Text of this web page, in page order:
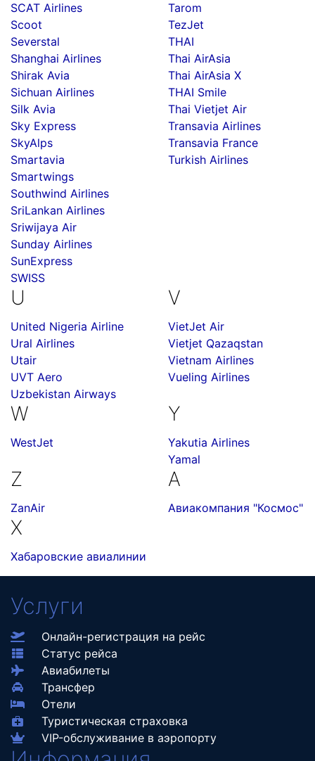
SCAT Airlines
Scoot
Severstal
Shanghai Airlines
Shirak Avia
Sichuan Airlines
Silk Avia
Sky Express
SkyAlps
Smartavia
Smartwings
Southwind Airlines
SriLankan Airlines
Sriwijaya Air
Sunday Airlines
SunExpress
SWISS
Tarom
TezJet
THAI
Thai AirAsia
Thai AirAsia X
THAI Smile
Thai Vietjet Air
Transavia Airlines
Transavia France
Turkish Airlines
U
United Nigeria Airline
Ural Airlines
Utair
UVT Aero
Uzbekistan Airways
V
VietJet Air
Vietjet Qazaqstan
Vietnam Airlines
Vueling Airlines
W
WestJet
Y
Yakutia Airlines
Yamal
Z
ZanAir
А
Авиакомпания "Космос"
Х
Хабаровские авиалинии
Услуги
Онлайн-регистрация на рейс
Статус рейса
Авиабилеты
Трансфер
Отели
Туристическая страховка
VIP-обслуживание в аэропорту